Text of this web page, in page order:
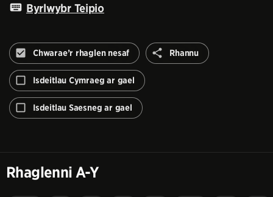
Byrlwybr Teipio
Chwarae’r rhaglen nesaf
Peidiwch
â
awtomeiddio'r
rhaglen
nesaf
Rhannu Rhannu
Isdeitlau Cymraeg ar gael
Isdeitlau Saesneg ar gael
Rhaglenni A-Y